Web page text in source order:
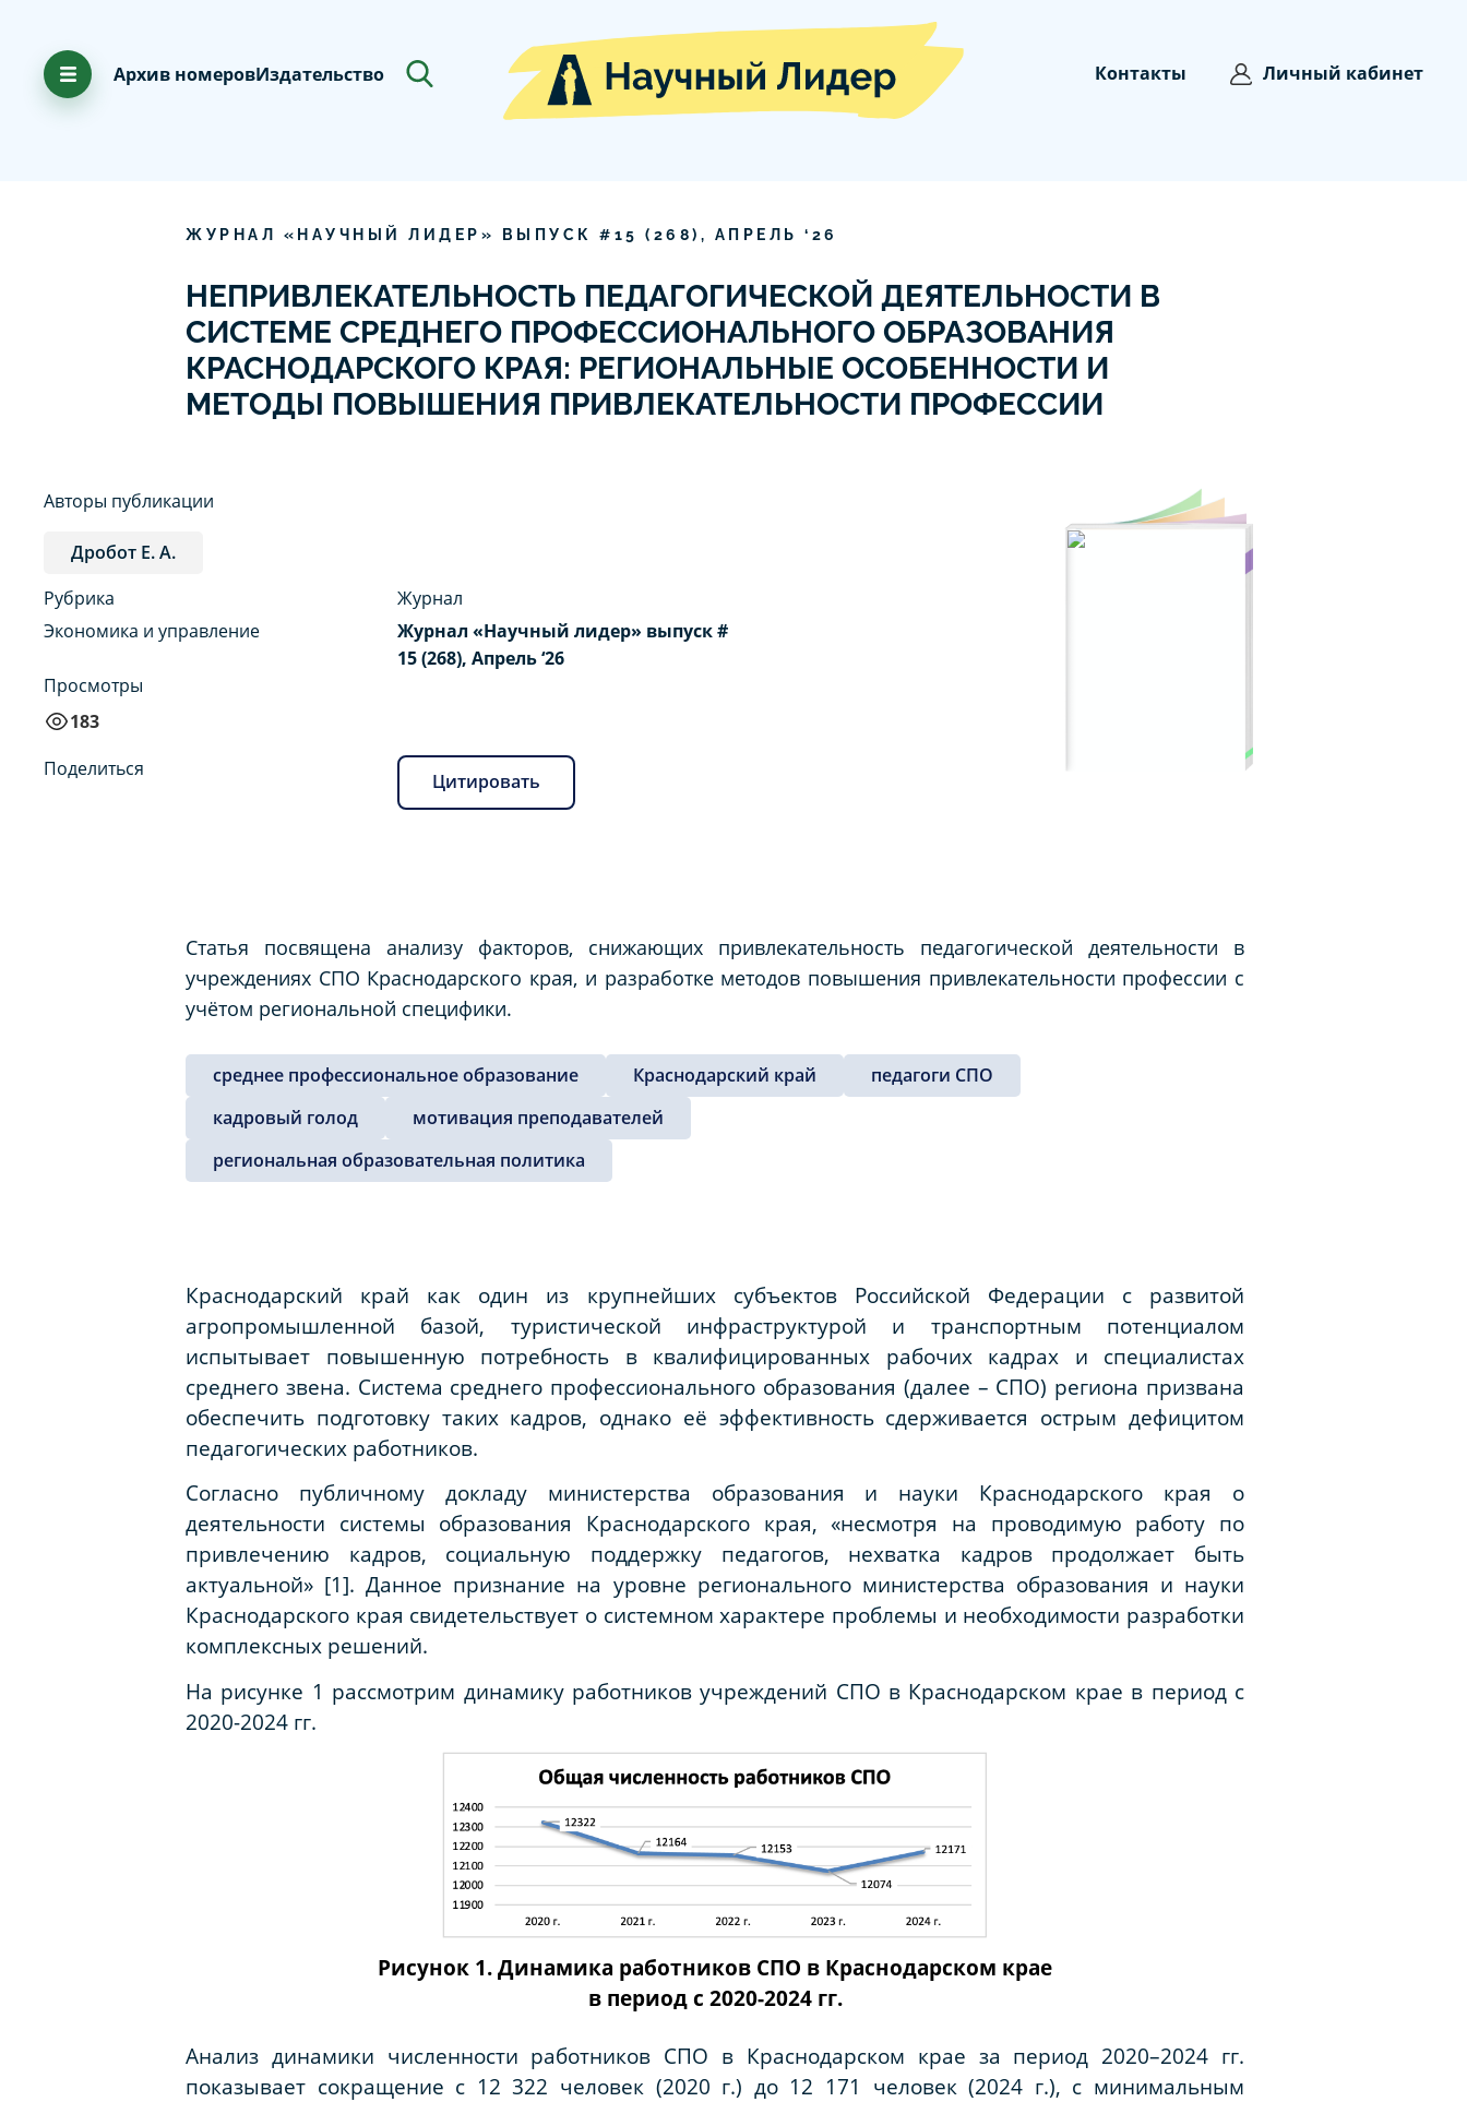
Архив номеровИздательство Контакты Личный кабинет
ЖУРНАЛ «НАУЧНЫЙ ЛИДЕР» ВЫПУСК # 15 ( 268), АПРЕЛЬ ‘ 26
НЕПРИВЛЕКАТЕЛЬНОСТЬ ПЕДАГОГИЧЕСКОЙ ДЕЯТЕЛЬНОСТИ В
СИСТЕМЕ СРЕДНЕГО ПРОФЕССИОНАЛЬНОГО ОБРАЗОВАНИЯ
КРАСНОДАРСКОГО КРАЯ: РЕГИОНАЛЬНЫЕ ОСОБЕННОСТИ И
МЕТОДЫ ПОВЫШЕНИЯ ПРИВЛЕКАТЕЛЬНОСТИ ПРОФЕССИИ
Авторы публикации
Дробот Е. А.
Рубрика
Экономика и управление
Просмотры
183
Журнал
Журнал «Научный лидер» выпуск #
15 (268), Апрель ‘26
Поделиться
Цитировать
Статья посвящена анализу факторов, снижающих привлекательность педагогической деятельности в
учреждениях СПО Краснодарского края, и разработке методов повышения привлекательности профессии с
учётом региональной специфики.
среднее профессиональное образование Краснодарский край
педагоги СПО
кадровый голод
мотивация преподавателей
региональная образовательная политика
Краснодарский край как один из крупнейших субъектов Российской Федерации с развитой
агропромышленной базой, туристической инфраструктурой и транспортным потенциалом
испытывает повышенную потребность в квалифицированных рабочих кадрах и специалистах
среднего звена. Система среднего профессионального образования (далее – СПО) региона призвана
обеспечить подготовку таких кадров, однако её эффективность сдерживается острым дефицитом
педагогических работников.
Согласно публичному докладу министерства образования и науки Краснодарского края о
деятельности системы образования Краснодарского края, «несмотря на проводимую работу по
привлечению кадров, социальную поддержку педагогов, нехватка кадров продолжает быть
актуальной» [1]. Данное признание на уровне регионального министерства образования и науки
Краснодарского края свидетельствует о системном характере проблемы и необходимости разработки
комплексных решений.
На рисунке 1 рассмотрим динамику работников учреждений СПО в Краснодарском крае в период с
2020-2024 гг.
Рисунок 1. Динамика работников СПО в Краснодарском крае
в период с 2020-2024 гг.
Анализ динамики численности работников СПО в Краснодарском крае за период 2020–2024 гг.
показывает сокращение с 12 322 человек (2020 г.) до 12 171 человек (2024 г.), с минимальным